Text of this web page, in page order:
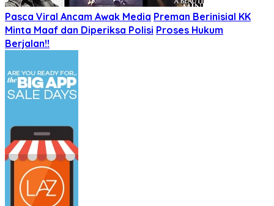
Pasca Viral Ancam Awak Media Preman Berinisial KK
Minta Maaf dan Diperiksa Polisi Proses Hukum
Berjalan!!